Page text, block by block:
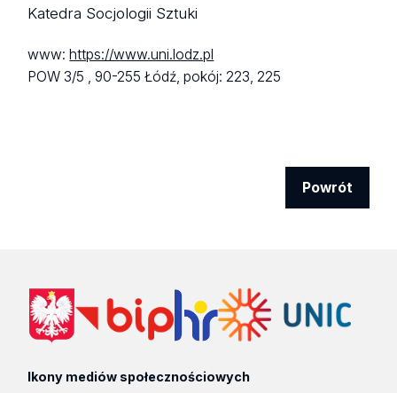
Katedra Socjologii Sztuki
www: https://www.uni.lodz.pl
POW 3/5 ,90-255 Łódź,pokój: 223, 225
Powrót
Ikony mediów społecznościowych